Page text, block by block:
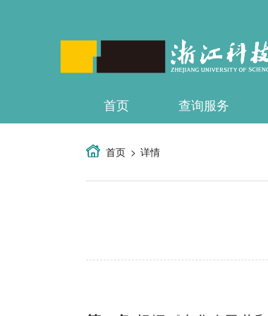
首页 查询服务
首页 详情